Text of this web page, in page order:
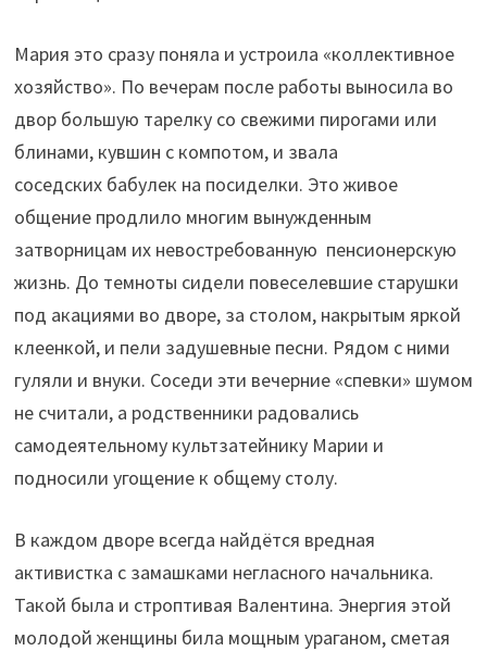
Мария это сразу поняла и устроила «коллективное
хозяйство». По вечерам после работы выносила во
двор большую тарелку со свежими пирогами или
блинами, кувшин с компотом, и звала
соседских бабулек на посиделки. Это живое
общение продлило многим вынужденным
затворницам их невостребованную пенсионерскую
жизнь. До темноты сидели повеселевшие старушки
под акациями во дворе, за столом, накрытым яркой
клеенкой, и пели задушевные песни. Рядом с ними
гуляли и внуки. Соседи эти вечерние «спевки» шумом
не считали, а родственники радовались
самодеятельному культзатейнику Марии и
подносили угощение к общему столу.
В каждом дворе всегда найдётся вредная
активистка с замашками негласного начальника.
Такой была и строптивая Валентина. Энергия этой
молодой женщины била мощным ураганом, сметая